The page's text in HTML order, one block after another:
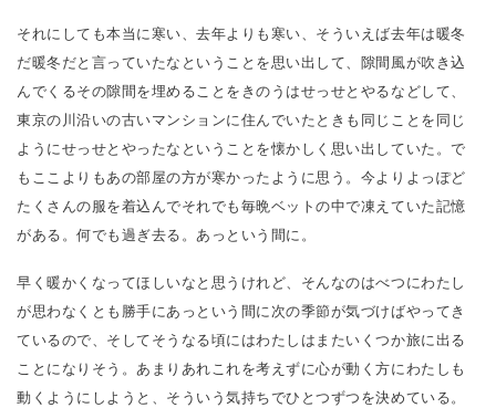
それにしても本当に寒い、去年よりも寒い、そういえば去年は暖冬
だ暖冬だと言っていたなということを思い出して、隙間風が吹き込
んでくるその隙間を埋めることをきのうはせっせとやるなどして、
東京の川沿いの古いマンションに住んでいたときも同じことを同じ
ようにせっせとやったなということを懐かしく思い出していた。で
もここよりもあの部屋の方が寒かったように思う。今よりよっぽど
たくさんの服を着込んでそれでも毎晩ベットの中で凍えていた記憶
がある。何でも過ぎ去る。あっという間に。
早く暖かくなってほしいなと思うけれど、そんなのはべつにわたし
が思わなくとも勝手にあっという間に次の季節が気づけばやってき
ているので、そしてそうなる頃にはわたしはまたいくつか旅に出る
ことになりそう。あまりあれこれを考えずに心が動く方にわたしも
動くようにしようと、そういう気持ちでひとつずつを決めている。